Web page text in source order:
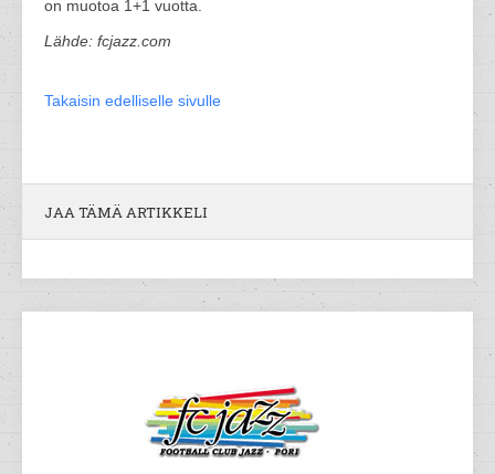
on muotoa 1+1 vuotta.
Lähde: fcjazz.com
Takaisin edelliselle sivulle
JAA TÄMÄ ARTIKKELI